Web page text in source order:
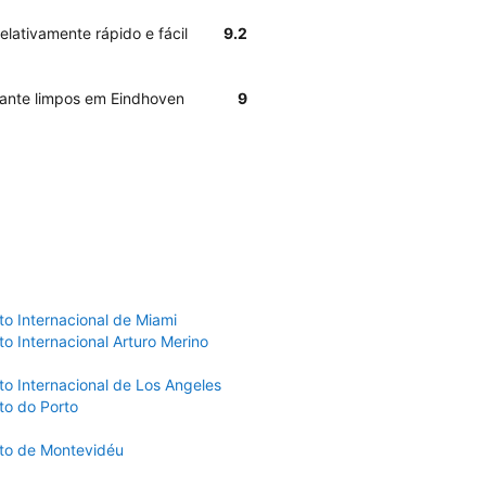
rápido e fácil 9.2
limpos em Eindhoven 9
Internacional de Miami
Internacional Arturo Merino
Internacional de Los Angeles
do Porto
de Montevidéu